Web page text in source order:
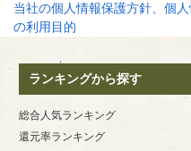
当社の個人情報保護方針、個
の利用目的
ランキングから探す
総合人気ランキング
還元率ランキング